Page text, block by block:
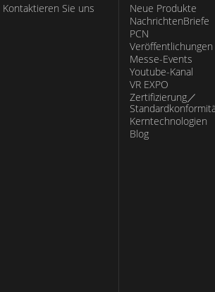
Kontaktieren Sie uns
Neue Produkte
NachrichtenBriefe
PCN
Veröffentlichungen
Messe-Events
Youtube-Kanal
VR EXPO
Zertifizierung／
Kerntechnologien
Blog